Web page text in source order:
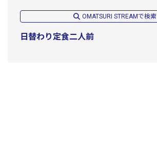
OMATSURI STREAMで検索
日替わり定食二人前